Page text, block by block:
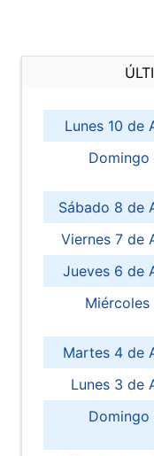
Lunes 10 de
Sábado 8 de
Viernes 7 de
Jueves 6 de
Martes 4 de
Lunes 3 de